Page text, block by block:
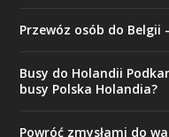
Przewóz osób do Belgii
Busy do Holandii
busy Polska Holandia?
Powróć zmysłami do